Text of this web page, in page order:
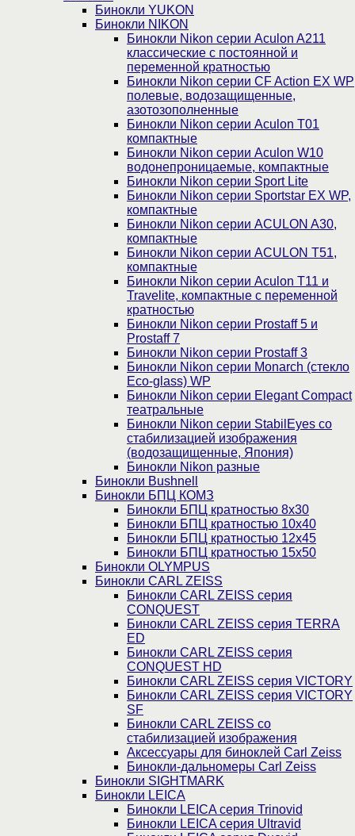
Бинокли YUKON
Бинокли NIKON
Бинокли Nikon серии Aculon A211
классические с постоянной и
переменной кратностью
Бинокли Nikon серии СF Action EX WP
полевые, водозащищенные,
азотозополненные
Бинокли Nikon серии Aculon T01
компактные
Бинокли Nikon серии Aculon W10
водонепроницаемые, компактные
Бинокли Nikon серии Sport Lite
Бинокли Nikon серии Sportstar EX WP,
компактные
Бинокли Nikon серии ACULON A30,
компактные
Бинокли Nikon серии ACULON Т51,
компактные
Бинокли Nikon серии Aculon T11 и
Travelite, компактные с переменной
кратностью
Бинокли Nikon серии Prostaff 5 и
Prostaff 7
Бинокли Nikon серии Prostaff 3
Бинокли Nikon серии Monarch (стекло
Eco-glass) WP
Бинокли Nikon серии Elegant Compact
театральные
Бинокли Nikon серии StabilEyes со
стабилизацией изображения
(водозащищенные, Япония)
Бинокли Nikon разные
Бинокли Bushnell
Бинокли БПЦ КОМЗ
Бинокли БПЦ кратностью 8х30
Бинокли БПЦ кратностью 10х40
Бинокли БПЦ кратностью 12х45
Бинокли БПЦ кратностью 15х50
Бинокли OLYMPUS
Бинокли CARL ZEISS
Бинокли CARL ZEISS серия
CONQUEST
Бинокли CARL ZEISS серия TERRA
ED
Бинокли CARL ZEISS серия
CONQUEST HD
Бинокли CARL ZEISS серия VICTORY
Бинокли CARL ZEISS серия VICTORY
SF
Бинокли CARL ZEISS со
стабилизацией изображения
Аксессуары для биноклей Carl Zeiss
Бинокли-дальномеры Carl Zeiss
Бинокли SIGHTMARK
Бинокли LEICA
Бинокли LEICA серия Trinovid
Бинокли LEICA серия Ultravid